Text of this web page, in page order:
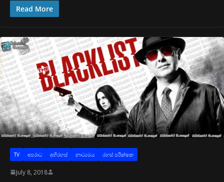
Read More
TV අප‍රාධ අභිරහස් නාට්‍යමය රහස් පරීක්ෂක
July 8, 2018